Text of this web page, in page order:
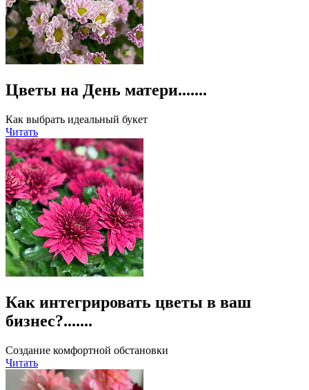
Цветы на День матери.......
Как выбрать идеальный букет
Читать
Как интегрировать цветы в ваш
бизнес?.......
Cоздание комфортной обстановки
Читать